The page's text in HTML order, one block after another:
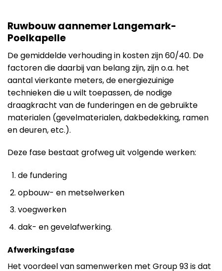
Ruwbouw aannemer Langemark-
Poelkapelle
De gemiddelde verhouding in kosten zijn 60/40. De
factoren die daarbij van belang zijn, zijn o.a. het
aantal vierkante meters, de energiezuinige
technieken die u wilt toepassen, de nodige
draagkracht van de funderingen en de gebruikte
materialen (gevelmaterialen, dakbedekking, ramen
en deuren, etc.).
Deze fase bestaat grofweg uit volgende werken:
de fundering
opbouw- en metselwerken
voegwerken
dak- en gevelafwerking.
Afwerkingsfase
Het voordeel van samenwerken met Group 93 is dat